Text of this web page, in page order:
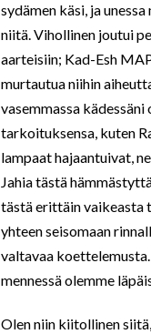
sydämen käsi, ja
niitä. Vihollinen joutui
aarteisiin; Kad-Esh
murtautua niihin
vasemmassa
tarkoituksensa, kuten
lampaat hajaantuivat,
Jahia tästä
tästä erittäin vaikeasta
yhteen seisomaan
valtavaa
mennessä olemme
Olen niin kiitollinen